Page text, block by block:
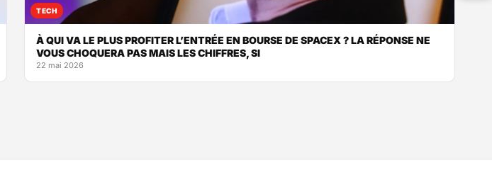
TECH
À QUI VA LE PLUS PROFITER L’ENTRÉE EN BOURSE DE SPACEX ? LA RÉPONSE NE
VOUS CHOQUERA PAS MAIS LES CHIFFRES, SI
22 mai 2026